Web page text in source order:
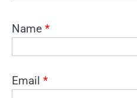
Name *
Email *